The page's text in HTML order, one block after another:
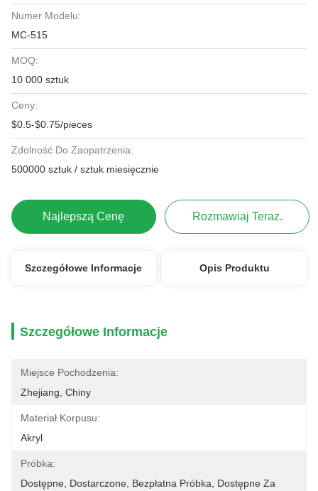
Numer Modelu:
MC-515
MOQ:
10 000 sztuk
Ceny:
$0.5-$0.75/pieces
Zdolność Do Zaopatrzenia:
500000 sztuk / sztuk miesięcznie
Najlepszą Cenę Rozmawiaj Teraz.
Szczegółowe Informacje Opis Produktu
Szczegółowe Informacje
Miejsce Pochodzenia:
Zhejiang, Chiny
Materiał Korpusu:
Akryl
Próbka:
Dostępne, Dostarczone, Bezpłatna Próbka, Dostępne Za